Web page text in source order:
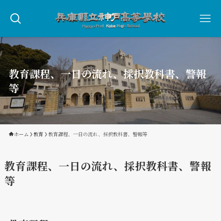
教育課程、一日の流れ、採択教科書、警報
等
ホーム 教育 教育課程、一日の流れ、採択教科書、警報等
教育課程、一日の流れ、採択教科書、警報
等